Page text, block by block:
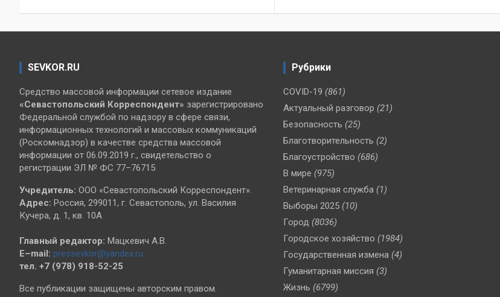
записям
SEVKOR.RU
Средство массовой информации сетевое издание
«Севастопольский Корреспондент» зарегистрировано
Федеральной службой по надзору в сфере связи,
информационных технологий и массовых коммуникаций
(Роскомнадзор) в качестве средства массовой
информации от 06.09.2019 г., свидетельство о
регистрации ЭЛ № ФС 77–76715
Учредитель: ООО «Севастопольский Корреспондент».
Адрес: Россия, 299011, г. Севастополь, ул. Василия
Кучера, д. 1, кв. 10А
Главный редактор: Мацкевич А.В.
E–mail: pressevkor@yandex.ru
тел. +7 (978) 918-52-25
Все публикации защищены авторским правом.
Рубрики
COVID-19 (861)
Актуальный разговор (21)
Безопасность (25)
Благотворительность (2)
Благоустройство (686)
В мире (975)
Ветеринарная служба (1)
Выборы 2025 (10)
Город (8036)
Городское хозяйство (1984)
Государственная измена (4)
Гуманитарная миссия (3)
Жизнь (6799)